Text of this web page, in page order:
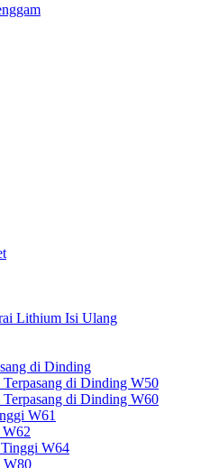
Lithium Isi Ulang
di Dinding
di Dinding W50
di Dinding W60
W61
W64
W80